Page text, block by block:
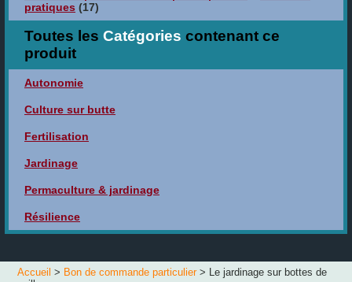
pratiques (17)
Toutes les Catégories contenant ce
produit
Autonomie
Culture sur butte
Fertilisation
Jardinage
Permaculture & jardinage
Résilience
Accueil > Bon de commande particulier> Le jardinage sur bottes de